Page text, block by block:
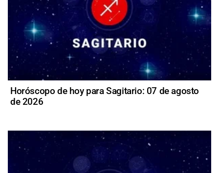
Horóscopo de hoy para Sagitario: 07 de agosto
de 2026